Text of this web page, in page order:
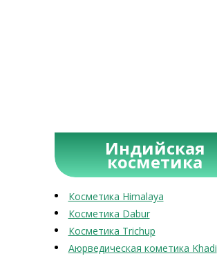
Индийская
косметика
Косметика Himalaya
Косметика Dabur
Косметика Trichup
Аюрведическая кометика Khadi